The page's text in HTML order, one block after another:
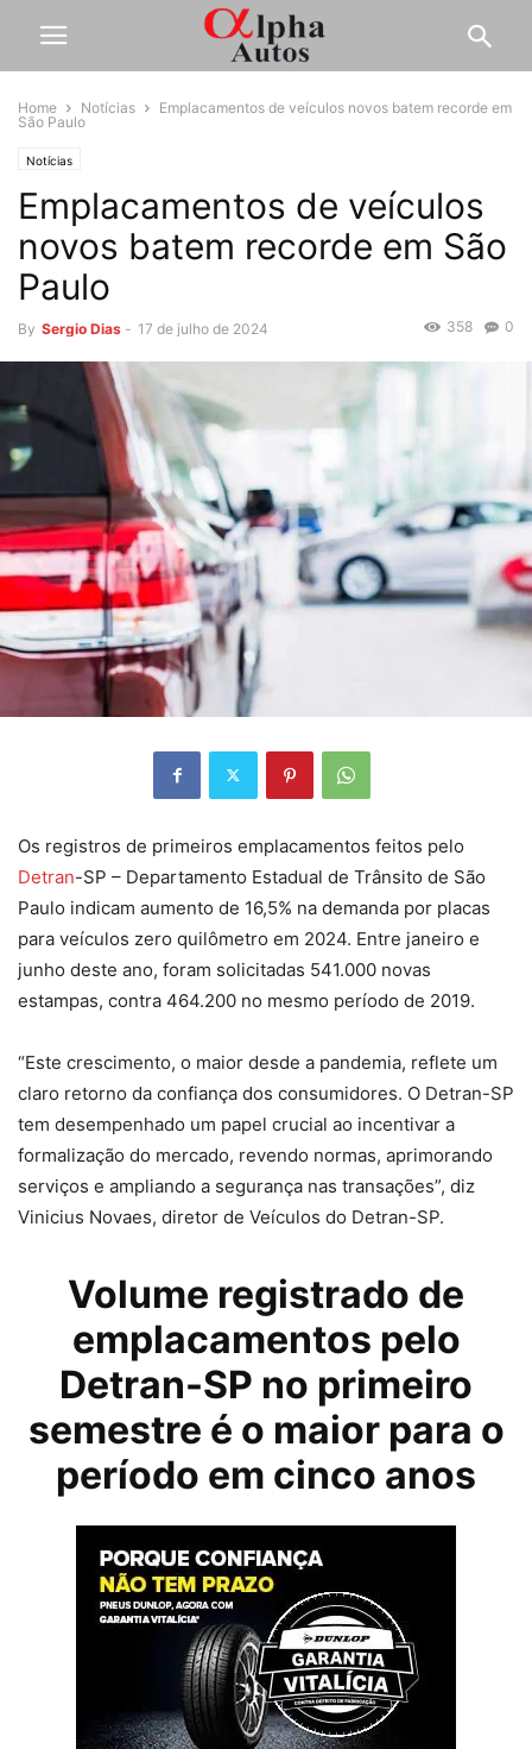
Home Notícias
Emplacamentos de veículos novos batem recorde em
São Paulo
Notícias
Emplacamentos de veículos
novos batem recorde em São
Paulo
By Sergio Dias - 17 de julho de 2024 0
358
Os registros de primeiros emplacamentos feitos pelo
Detran-SP – Departamento Estadual de Trânsito de São
Paulo indicam aumento de 16,5% na demanda por placas
para veículos zero quilômetro em 2024. Entre janeiro e
junho deste ano, foram solicitadas 541.000 novas
estampas, contra 464.200 no mesmo período de 2019.
“Este crescimento, o maior desde a pandemia, reflete um
claro retorno da confiança dos consumidores. O Detran-SP
tem desempenhado um papel crucial ao incentivar a
formalização do mercado, revendo normas, aprimorando
serviços e ampliando a segurança nas transações”, diz
Vinicius Novaes, diretor de Veículos do Detran-SP.
Volume registrado de
emplacamentos pelo
Detran-SP no primeiro
semestre é o maior para o
período em cinco anos